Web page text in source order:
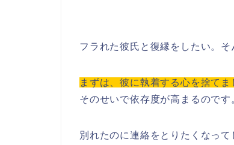
フラれた彼氏と復縁をしたい。
まずは、彼に執着する心を捨てま
そのせいで依存度が高まるのです
別れたのに連絡をとりたくなっ